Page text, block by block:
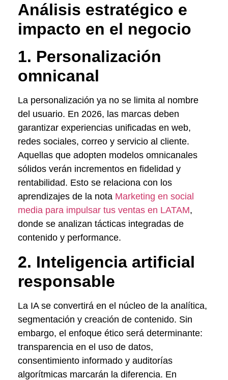
Análisis estratégico e
impacto en el negocio
1. Personalización
omnicanal
La personalización ya no se limita al nombre
del usuario. En 2026, las marcas deben
garantizar experiencias unificadas en web,
redes sociales, correo y servicio al cliente.
Aquellas que adopten modelos omnicanales
sólidos verán incrementos en fidelidad y
rentabilidad. Esto se relaciona con los
aprendizajes de la nota Marketing en social
media para impulsar tus ventas en LATAM,
donde se analizan tácticas integradas de
contenido y performance.
2. Inteligencia artificial
responsable
La IA se convertirá en el núcleo de la analítica,
segmentación y creación de contenido. Sin
embargo, el enfoque ético será determinante:
transparencia en el uso de datos,
consentimiento informado y auditorías
algorítmicas marcarán la diferencia. En